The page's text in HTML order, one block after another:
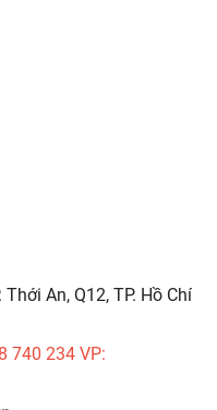
An, Q12, TP. Hồ Chí
740 234 VP: